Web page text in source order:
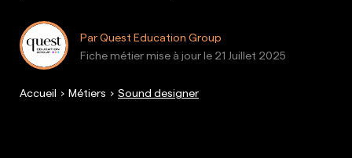
Par Quest Education Group
Fiche métier mise à jour le 21 Juillet 2025
Accueil Métiers Sound designer